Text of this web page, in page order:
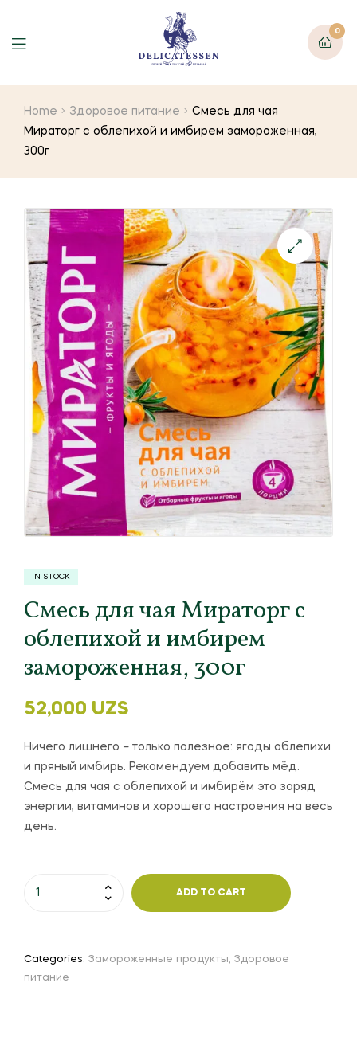
0
Home Здоровое питание
Смесь для чая
Мираторг с облепихой и имбирем замороженная,
300г
IN STOCK
Смесь для чая Мираторг с
облепихой и имбирем
замороженная, 300г
52,000 UZS
Ничего лишнего – только полезное: ягоды облепихи
и пряный имбирь. Рекомендуем добавить мёд.
Смесь для чая с облепихой и имбирём это заряд
энергии, витаминов и хорошего настроения на весь
день.
ADD TO CART
Categories: Замороженные продукты, Здоровое
питание